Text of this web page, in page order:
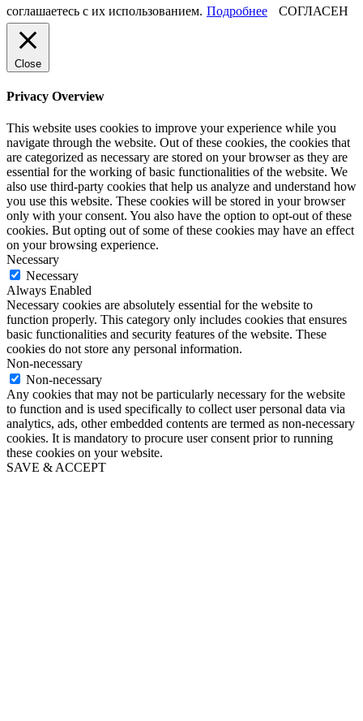
соглашаетесь с их использованием. Подробнее СОГЛАСЕН
Close
Privacy Overview
This website uses cookies to improve your experience while you
navigate through the website. Out of these cookies, the cookies that
are categorized as necessary are stored on your browser as they are
essential for the working of basic functionalities of the website. We
also use third-party cookies that help us analyze and understand how
you use this website. These cookies will be stored in your browser
only with your consent. You also have the option to opt-out of these
cookies. But opting out of some of these cookies may have an effect
on your browsing experience.
Necessary
Necessary
Always Enabled
Necessary cookies are absolutely essential for the website to
function properly. This category only includes cookies that ensures
basic functionalities and security features of the website. These
cookies do not store any personal information.
Non-necessary
Non-necessary
Any cookies that may not be particularly necessary for the website
to function and is used specifically to collect user personal data via
analytics, ads, other embedded contents are termed as non-necessary
cookies. It is mandatory to procure user consent prior to running
these cookies on your website.
SAVE & ACCEPT